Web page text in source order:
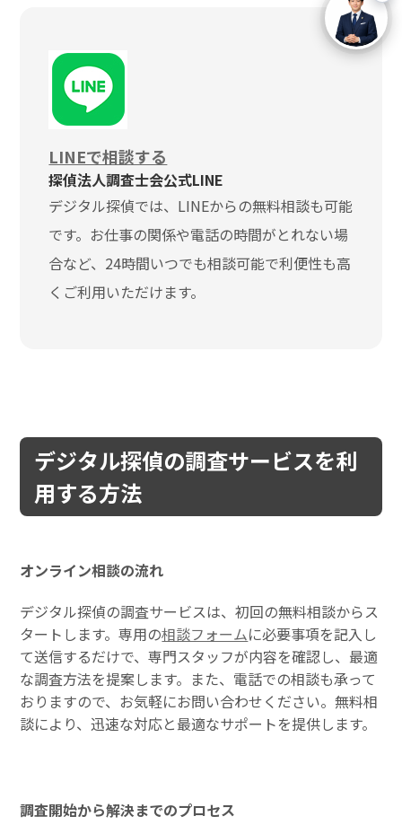
LINEで相談する
探偵法人調査士会公式LINE
デジタル探偵では、LINEからの無料相談も可能
です。お仕事の関係や電話の時間がとれない場
合など、24時間いつでも相談可能で利便性も高
くご利用いただけます。
デジタル探偵の調査サービスを利
用する方法
オンライン相談の流れ
デジタル探偵の調査サービスは、初回の無料相談からス
タートします。専用の相談フォームに必要事項を記入し
て送信するだけで、専門スタッフが内容を確認し、最適
な調査方法を提案します。また、電話での相談も承って
おりますので、お気軽にお問い合わせください。無料相
談により、迅速な対応と最適なサポートを提供します。
調査開始から解決までのプロセス